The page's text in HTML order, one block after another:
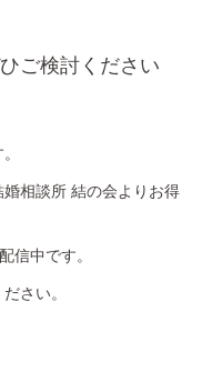
ご検討ください
相談所 結の会よりお得
信中です。
さい。